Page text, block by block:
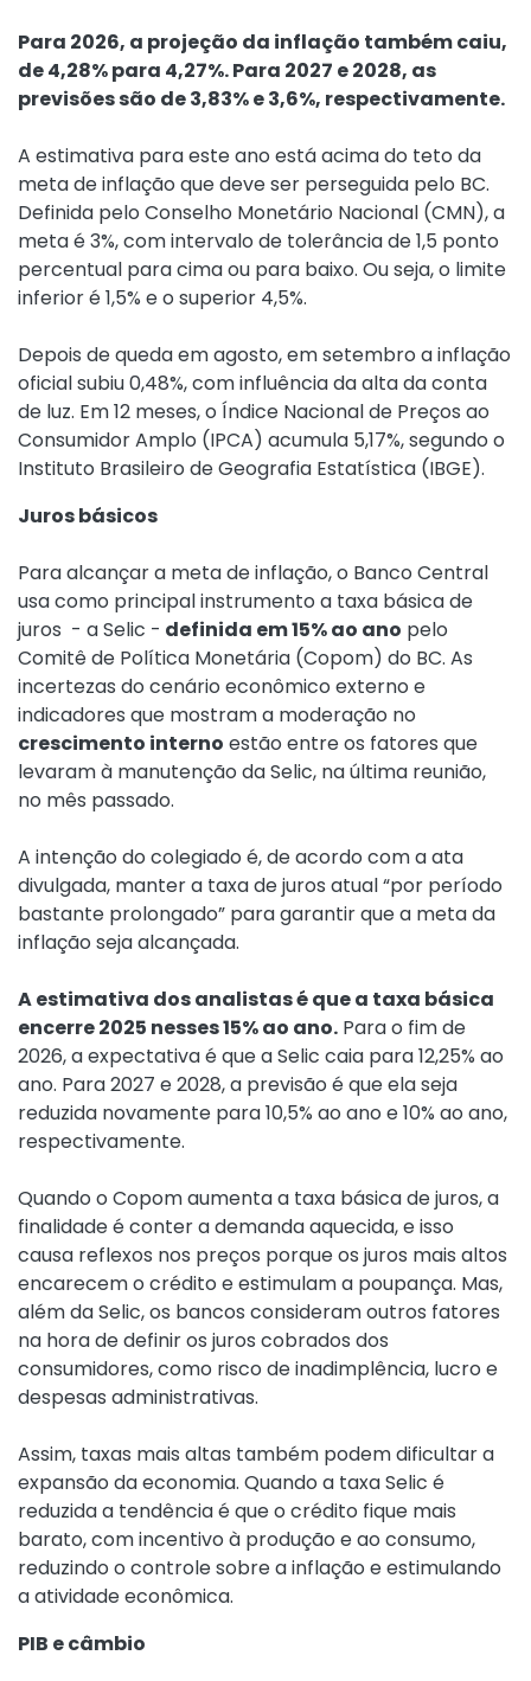
Para 2026, a projeção da inflação também caiu,
de 4,28% para 4,27%. Para 2027 e 2028, as
previsões são de 3,83% e 3,6%, respectivamente.
A estimativa para este ano está acima do teto da
meta de inflação que deve ser perseguida pelo BC.
Definida pelo Conselho Monetário Nacional (CMN), a
meta é 3%, com intervalo de tolerância de 1,5 ponto
percentual para cima ou para baixo. Ou seja, o limite
inferior é 1,5% e o superior 4,5%.
Depois de queda em agosto, em setembro a inflação
oficial subiu 0,48%, com influência da alta da conta
de luz. Em 12 meses, o Índice Nacional de Preços ao
Consumidor Amplo (IPCA) acumula 5,17%, segundo o
Instituto Brasileiro de Geografia Estatística (IBGE).
Juros básicos
Para alcançar a meta de inflação, o Banco Central
usa como principal instrumento a taxa básica de
juros - a Selic - definida em 15% ao ano pelo
Comitê de Política Monetária (Copom) do BC. As
incertezas do cenário econômico externo e
indicadores que mostram a moderação no
crescimento interno estão entre os fatores que
levaram à manutenção da Selic, na última reunião,
no mês passado.
A intenção do colegiado é, de acordo com a ata
divulgada, manter a taxa de juros atual “por período
bastante prolongado” para garantir que a meta da
inflação seja alcançada.
A estimativa dos analistas é que a taxa básica
encerre 2025 nesses 15% ao ano. Para o fim de
2026, a expectativa é que a Selic caia para 12,25% ao
ano. Para 2027 e 2028, a previsão é que ela seja
reduzida novamente para 10,5% ao ano e 10% ao ano,
respectivamente.
Quando o Copom aumenta a taxa básica de juros, a
finalidade é conter a demanda aquecida, e isso
causa reflexos nos preços porque os juros mais altos
encarecem o crédito e estimulam a poupança. Mas,
além da Selic, os bancos consideram outros fatores
na hora de definir os juros cobrados dos
consumidores, como risco de inadimplência, lucro e
despesas administrativas.
Assim, taxas mais altas também podem dificultar a
expansão da economia. Quando a taxa Selic é
reduzida a tendência é que o crédito fique mais
barato, com incentivo à produção e ao consumo,
reduzindo o controle sobre a inflação e estimulando
a atividade econômica.
PIB e câmbio